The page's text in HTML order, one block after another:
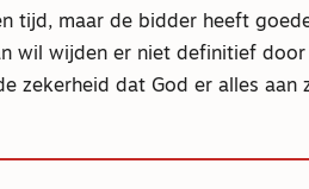
tijd, maar de bidder heeft
wil wijden er niet definitief
zekerheid dat God er alles aan